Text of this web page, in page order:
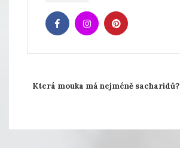
Která mouka má nejméně sacharidů?